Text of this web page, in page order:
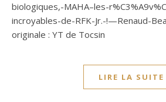
biologiques,-MAHA–les-
incroyables-de-RFK-Jr.-!—Renaud-
originale : YT de Tocsin
LIRE LA SUITE